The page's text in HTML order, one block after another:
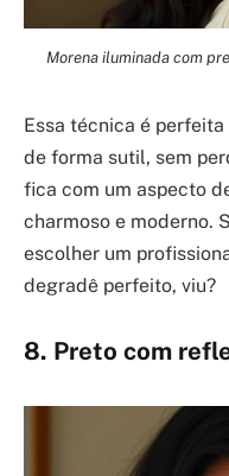
Morena iluminada com
Essa técnica é
de forma sutil, sem
fica com um aspecto
charmoso e moderno.
escolher um
degradê perfeito, viu?
8. Preto com